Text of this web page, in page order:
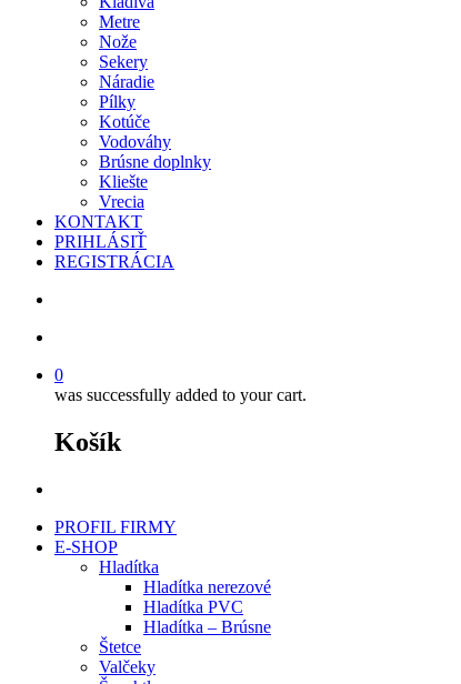
Metre
Nože
Sekery
Náradie
Pílky
Kotúče
Vodováhy
Brúsne doplnky
Kliešte
Vrecia
KONTAKT
PRIHLÁSIŤ
REGISTRÁCIA
0
was successfully added to your cart.
Košík
PROFIL FIRMY
E-SHOP
Hladítka
Hladítka nerezové
Hladítka PVC
Hladítka – Brúsne
Štetce
Valčeky